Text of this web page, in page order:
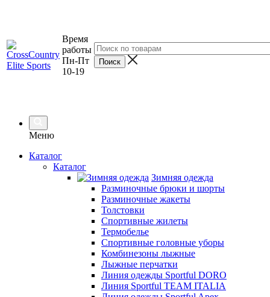
Время
работы
Пн-Пт
10-19
Меню
Каталог
Каталог
Зимняя одежда
Разминочные брюки и шорты
Разминочные жакеты
Толстовки
Спортивные жилеты
Термобелье
Спортивные головные уборы
Комбинезоны лыжные
Лыжные перчатки
Линия одежды Sportful DORO
Линия Sportful TEAM ITALIA